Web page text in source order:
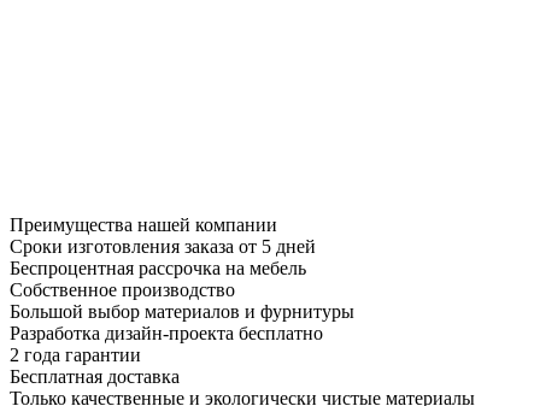
Преимущества нашей компании
Сроки изготовления заказа от 5 дней
Беспроцентная рассрочка на мебель
Собственное производство
Большой выбор материалов и фурнитуры
Разработка дизайн-проекта бесплатно
2 года гарантии
Бесплатная доставка
Только качественные и экологически чистые материалы